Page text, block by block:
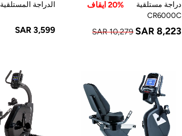
20% ايقاف
دراجة مستلقية
CR6000C
SAR 10,279 SAR 8,223
الدراجة المستلقية R30
SAR 3,599